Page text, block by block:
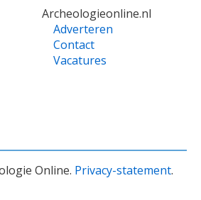
Archeologieonline.nl
Adverteren
Contact
Vacatures
Online. Privacy-statement.